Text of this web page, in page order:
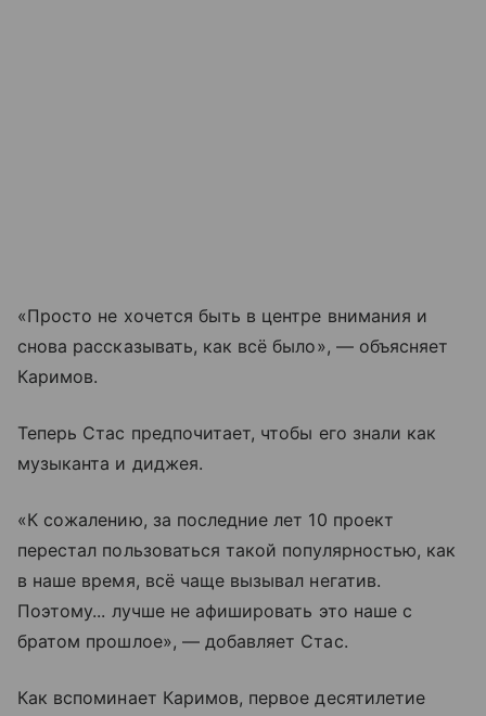
«Просто не хочется быть в центре внимания и
снова рассказывать, как всё было», — объясняет
Каримов.
Теперь Стас предпочитает, чтобы его знали как
музыканта и диджея.
«К сожалению, за последние лет 10 проект
перестал пользоваться такой популярностью, как
в наше время, всё чаще вызывал негатив.
Поэтому... лучше не афишировать это наше с
братом прошлое», — добавляет Стас.
Как вспоминает Каримов, первое десятилетие